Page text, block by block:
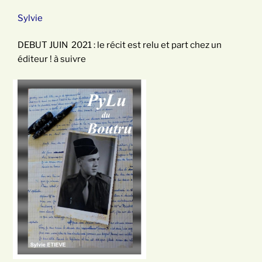
Sylvie
DEBUT JUIN 2021 : le récit est relu et part chez un
éditeur ! à suivre